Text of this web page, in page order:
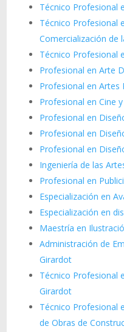
Técnico Profesional
Técnico Profesional
Comercialización de
Técnico Profesional
Profesional en Arte
Profesional en Artes
Profesional en Cine
Profesional en
Profesional en
Profesional en
Ingeniería de las
Profesional en
Especialización en
Especialización en
Maestría en
Administración de
Girardot
Técnico Profesional
Girardot
Técnico Profesional
de Obras de